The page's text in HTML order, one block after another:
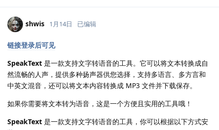
shwis 1月14日 已编辑
链接登录后可见
SpeakText 是一款支持文字转语音的工具。它可以将文本转换成自
然流畅的人声，提供多种扬声器供您选择，支持多语言、多方言和
中英文混音，还可以将文本内容转换成 MP3 文件并下载保存。
如果你需要将文本转为语音，这是一个方便且实用的工具哦！
SpeakText 是一款支持文字转语音的工具，你可以根据以下方式安